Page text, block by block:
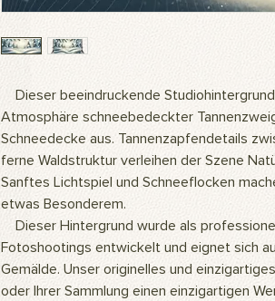
Dieser beeindruckende
Atmosphäre schneebedeckter
Schneedecke aus. Tannenzapfendetails
ferne Waldstruktur verleihen der Szene
Sanftes Lichtspiel und Schneeflocken
etwas Besonderem.
Dieser Hintergrund wurde als
Fotoshootings entwickelt und eignet sich
Gemälde. Unser originelles und
oder Ihrer Sammlung einen einzigartigen